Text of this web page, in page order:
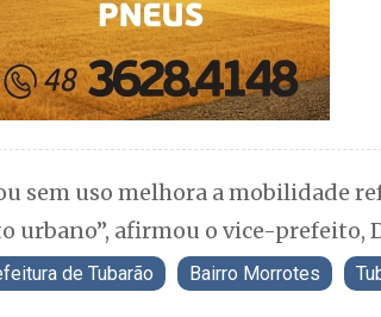
sem uso melhora a mobilidade
urbano”, afirmou o vice-prefeito,
de Tubarão Bairro Morrotes